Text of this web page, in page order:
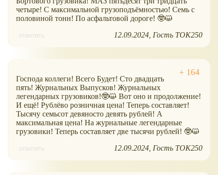
четыре! С максимальной грузоподъёмностью! Семь с
половиной тонн! По асфальтовой дороге! 🤓😺
ответить 12.09.2024 Гость ТОК250
Господа коллеги! Всего Будет! Сто двадцать
пять! Журнальных Выпусков! Журнальных
легендарных грузовиков!🤓😺 Вот оно и продолжение!
И ещё! Рублёво розничная цена! Теперь составляет!
Тысячу семьсот девяносто девять рублей! А
максимальная цена! На журнальные легендарные
грузовики! Теперь составляет две тысячи рублей! 🤓😺
ответить 12.09.2024 Гость ТОК250